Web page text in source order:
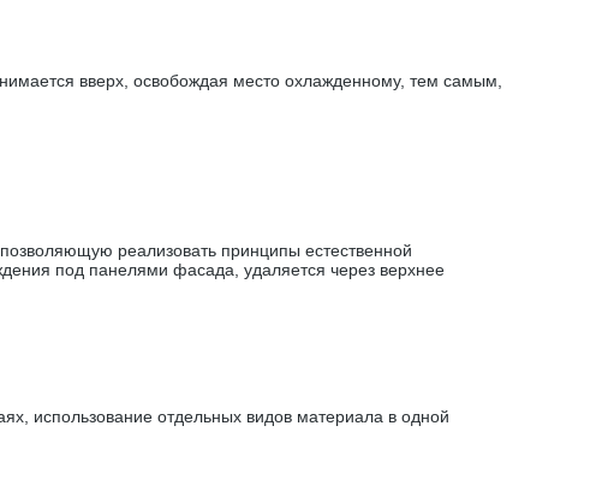
вверх, освобождая место охлажденному, тем самым,
реализовать принципы естественной
под панелями фасада, удаляется через верхнее
использование отдельных видов материала в одной